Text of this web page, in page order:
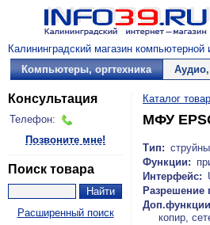
Калининградский магазин
Компьютеры, оргтехника
Консультация
Телефон:
Позвоните мне!
Поиск товара
Расширенный поиск
Каталог
МФУ
Тип:
Функции:
Интерфейс:
Разрешение
копир,